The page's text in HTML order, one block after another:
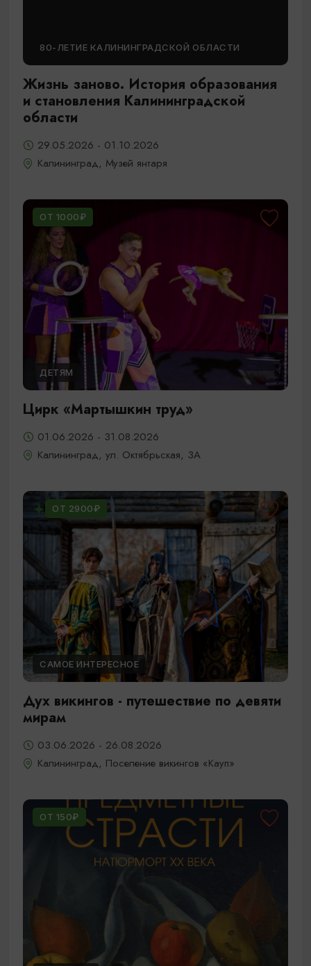
80-ЛЕТИЕ КАЛИНИНГРАДСКОЙ ОБЛАСТИ
Жизнь заново. История образования
и становления Калининградской
области
29.05.2026 - 01.10.2026
Калининград, Музей янтаря
ОТ 1000₽
ДЕТЯМ
Цирк «Мартышкин труд»
01.06.2026 - 31.08.2026
Калининград, ул. Октябрьская, 3А
ОТ 2900₽
САМОЕ ИНТЕРЕСНОЕ
Дух викингов - путешествие по девяти
мирам
03.06.2026 - 26.08.2026
Калининград, Поселение викингов «Кауп»
ОТ 150₽